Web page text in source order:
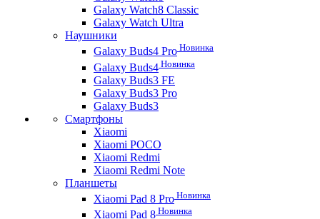
Galaxy Watch8 Classic
Galaxy Watch Ultra
Наушники
Galaxy Buds4 Pro Новинка
Galaxy Buds4 Новинка
Galaxy Buds3 FE
Galaxy Buds3 Pro
Galaxy Buds3
Смартфоны
Xiaomi
Xiaomi POCO
Xiaomi Redmi
Xiaomi Redmi Note
Планшеты
Xiaomi Pad 8 Pro Новинка
Xiaomi Pad 8 Новинка